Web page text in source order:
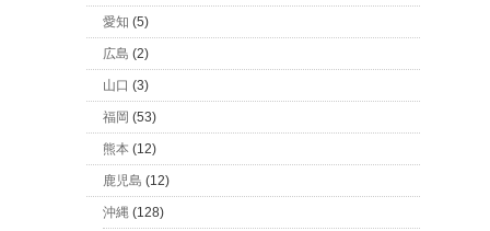
愛知 (5)
広島 (2)
山口 (3)
福岡 (53)
熊本 (12)
鹿児島 (12)
沖縄 (128)